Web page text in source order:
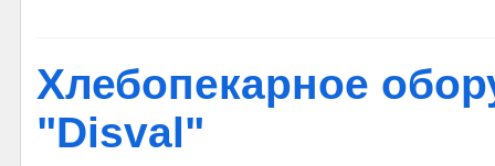
Хлебопекарное
"Disval"